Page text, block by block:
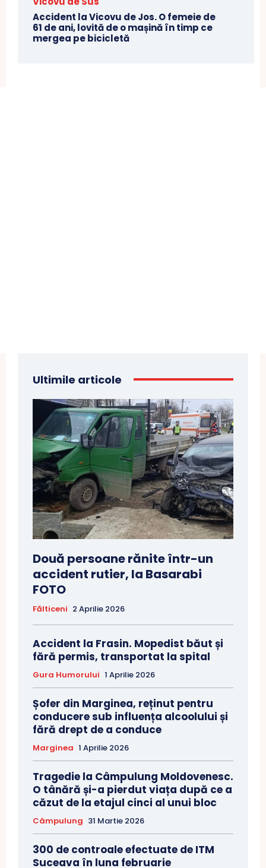
Accident la Vicovu de Jos. O femeie de
61 de ani, lovită de o mașină în timp ce
mergea pe bicicletă
Ultimile articole
Două persoane rănite într-un
accident rutier, la Basarabi
FOTO
Fălticeni 2 Aprilie 2026
Accident la Frasin. Mopedist băut și
fără permis, transportat la spital
Gura Humorului 1 Aprilie 2026
Șofer din Marginea, reținut pentru
conducere sub influența alcoolului și
fără drept de a conduce
Marginea 1 Aprilie 2026
Tragedie la Câmpulung Moldovenesc.
O tânără și-a pierdut viața după ce a
căzut de la etajul cinci al unui bloc
Câmpulung 31 Martie 2026
300 de controale efectuate de ITM
Suceava în luna februarie